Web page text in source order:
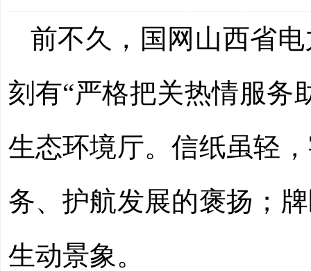
前不久，国网山西省
刻有“严格把关热情服务
生态环境厅。信纸虽轻
务、护航发展的褒扬；
生动景象。